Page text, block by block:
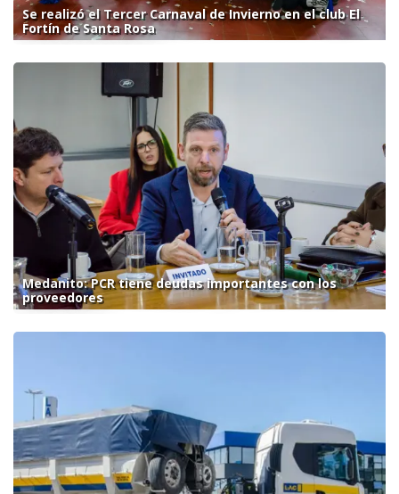
Se realizó el Tercer Carnaval de Invierno en el club El
Fortín de Santa Rosa
Medanito: PCR tiene deudas importantes con los
proveedores